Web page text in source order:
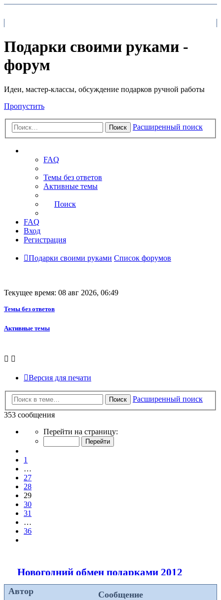
Подарки своими руками -
форум
Идеи, мастер-классы, обсуждение подарков ручной работы
Пропустить
Поиск Расширенный поиск
FAQ
Темы без ответов
Активные темы
Поиск
FAQ
Вход
Регистрация
Подарки своими руками Список форумов
Текущее время: 08 авг 2026, 06:49
Темы без ответов
Активные темы
Версия для печати
Поиск
Расширенный поиск
353 сообщения
Страница
36
Перейти на страницу:
1
…
27
28
29
30
31
…
36
Новогодний обмен подарками 2012
Автор Сообщение